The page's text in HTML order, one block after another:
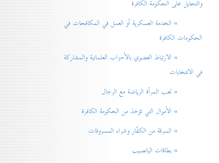
والتحايل على الحكومة الكافرة
» الخدمة العسكرية أو العمل في المكافحات في
الحكومات الكافرة
» الارتباط العضوي بالأحزاب العلمانية والمشاركة
في الانتخابات
» لعب المرأة الرياضة مع الرجال
» الأموال التي تؤخذ من الحكومة الكافرة
» السرقة من الكفّار وشراء المسروقات
» بطاقات اليانصيب